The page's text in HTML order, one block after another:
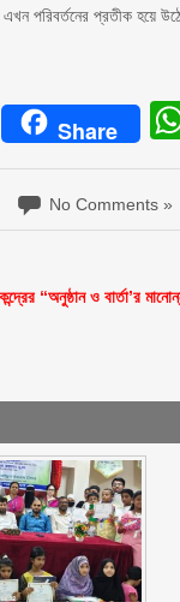
পরিবর্তনের প্রতীক হয়ে
EmailShare
No Comments »
“অনুষ্ঠান ও বার্তা’র